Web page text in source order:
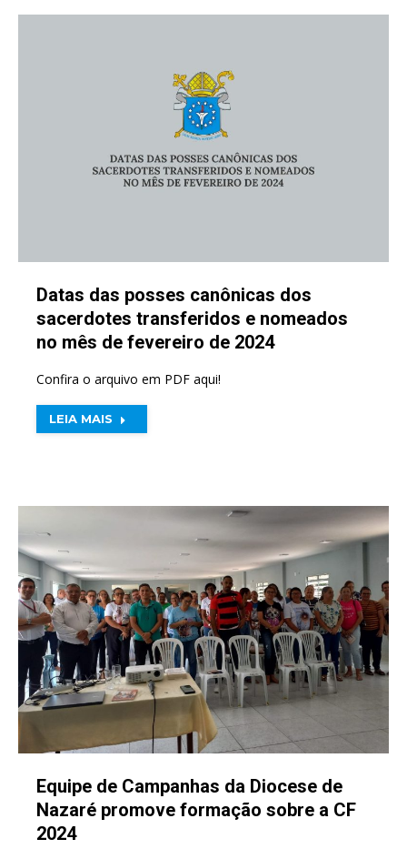
Datas das posses canônicas dos
sacerdotes transferidos e nomeados
no mês de fevereiro de 2024
Confira o arquivo em PDF aqui!
LEIA MAIS
Equipe de Campanhas da Diocese de
Nazaré promove formação sobre a CF
2024